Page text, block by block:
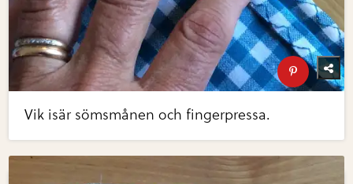
Vik isär sömsmånen och fingerpressa.